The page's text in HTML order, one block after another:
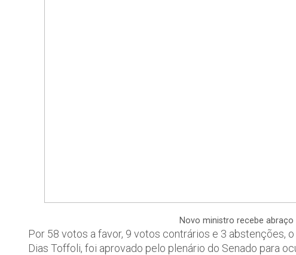
Novo ministro recebe
Por 58 votos a favor, 9 votos contrários e 3 abstenções,
Dias Toffoli, foi aprovado pelo plenário do Senado para